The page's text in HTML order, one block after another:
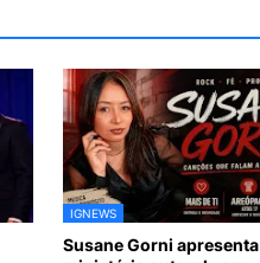
IGNEWS
Susane Gorni apresenta